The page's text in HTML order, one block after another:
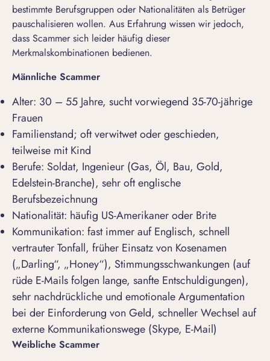
bestimmte Berufsgruppen oder Nationalitäten als Betrüger
pauschalisieren wollen. Aus Erfahrung wissen wir jedoch,
dass Scammer sich leider häufig dieser
Merkmalskombinationen bedienen.
Männliche Scammer
Alter: 30 – 55 Jahre, sucht vorwiegend 35-70-jährige
Frauen
Familienstand; oft verwitwet oder geschieden,
teilweise mit Kind
Berufe: Soldat, Ingenieur (Gas, Öl, Bau, Gold,
Edelstein-Branche), sehr oft englische
Berufsbezeichnung
Nationalität: häufig US-Amerikaner oder Brite
Kommunikation: fast immer auf Englisch, schnell
vertrauter Tonfall, früher Einsatz von Kosenamen
(„Darling“, „Honey“), Stimmungsschwankungen (auf
rüde E-Mails folgen lange, sanfte Entschuldigungen),
sehr nachdrückliche und emotionale Argumentation
bei der Einforderung von Geld, schneller Wechsel auf
externe Kommunikationswege (Skype, E-Mail)
Weibliche Scammer